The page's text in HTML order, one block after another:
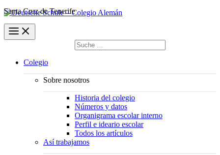
Santa Cruz de Tenerife
Buscar
por:
Colegio
Sobre nosotros
Historia del colegio
Números y datos
Organigrama escolar interno
Perfil e ideario escolar
Todos los artículos
Así trabajamos